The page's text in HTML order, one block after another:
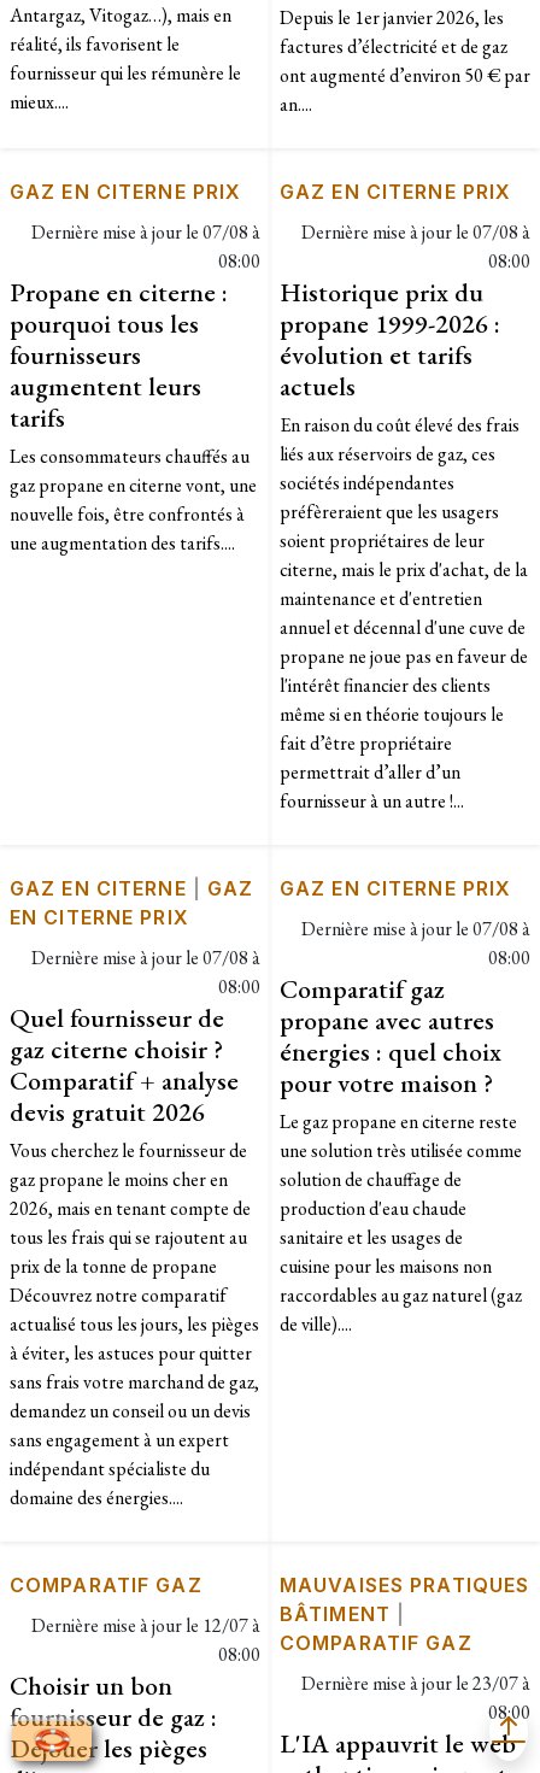
Antargaz, Vitogaz…), mais en
réalité, ils favorisent le
fournisseur qui les rémunère le
mieux....
Depuis le 1er janvier 2026, les
factures d’électricité et de gaz
ont augmenté d’environ 50 € par
an....
GAZ EN CITERNE PRIX
Dernière mise à jour le07/08 à
08:00
Propane en citerne :
pourquoi tous les
fournisseurs
augmentent leurs
tarifs
Les consommateurs chauffés au
gaz propane en citerne vont, une
nouvelle fois, être confrontés à
une augmentation des tarifs....
GAZ EN CITERNE PRIX
Dernière mise à jour le07/08 à
08:00
Historique prix du
propane 1999-2026 :
évolution et tarifs
actuels
En raison du coût élevé des frais
liés aux réservoirs de gaz, ces
sociétés indépendantes
préfèreraient que les usagers
soient propriétaires de leur
citerne, mais le prix d'achat, de la
maintenance et d'entretien
annuel et décennal d'une cuve de
propane ne joue pas en faveur de
l'intérêt financier des clients
même si en théorie toujours le
fait d’être propriétaire
permettrait d’aller d’un
fournisseur à un autre !...
GAZ EN CITERNE
GAZ
EN CITERNE PRIX
Dernière mise à jour le07/08 à
08:00
Quel fournisseur de
gaz citerne choisir ?
Comparatif + analyse
devis gratuit 2026
Vous cherchez le fournisseur de
gaz propane le moins cher en
2026, mais en tenant compte de
tous les frais qui se rajoutent au
prix de la tonne de propane
Découvrez notre comparatif
actualisé tous les jours, les pièges
à éviter, les astuces pour quitter
sans frais votre marchand de gaz,
demandez un conseil ou un devis
sans engagement à un expert
indépendant spécialiste du
domaine des énergies....
GAZ EN CITERNE PRIX
Dernière mise à jour le07/08 à
08:00
Comparatif gaz
propane avec autres
énergies : quel choix
pour votre maison ?
Le gaz propane en citerne reste
une solution très utilisée comme
solution de chauffage de
production d'eau chaude
sanitaire et les usages de
cuisine pour les maisons non
raccordables au gaz naturel (gaz
de ville)....
COMPARATIF GAZ
Dernière mise à jour le 12/07 à
08:00
Choisir un bon
fournisseur de gaz :
Déjouer les pièges
MAUVAISES PRATIQUES
BÂTIMENT
COMPARATIF GAZ
Dernière mise à jour le23/07 à
08:00
L'IA appauvrit le web